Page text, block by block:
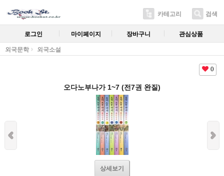
카테고리 검색
로그인 마이페이지 장바구니 관심상품
외국문학 외국소설
0
오다노부나가 1~7 (전7권 완질)
상세보기